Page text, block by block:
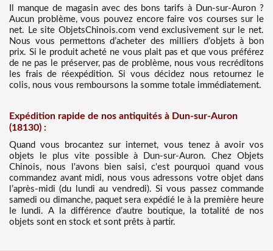
Il manque de magasin avec des bons tarifs à Dun-sur-Auron ?
Aucun problème, vous pouvez encore faire vos courses sur le
net. Le site ObjetsChinois.com vend exclusivement sur le net.
Nous vous permettons d’acheter des milliers d’objets à bon
prix. Si le produit acheté ne vous plait pas et que vous préférez
de ne pas le préserver, pas de problème, nous vous recréditons
les frais de réexpédition. Si vous décidez nous retournez le
colis, nous vous remboursons la somme totale immédiatement.
Expédition rapide de nos antiquités à Dun-sur-Auron
(18130) :
Quand vous brocantez sur internet, vous tenez à avoir vos
objets le plus vite possible à Dun-sur-Auron. Chez Objets
Chinois, nous l'avons bien saisi, c'est pourquoi quand vous
commandez avant midi, nous vous adressons votre objet dans
l’après-midi (du lundi au vendredi). Si vous passez commande
samedi ou dimanche, paquet sera expédié le à la première heure
le lundi. A la différence d’autre boutique, la totalité de nos
objets sont en stock et sont prêts à partir.